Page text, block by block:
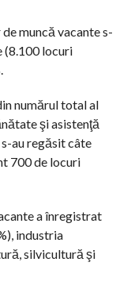
muncă vacante s-
(8.100 locuri
numărul total al
şi asistenţă
au regăsit câte
700 de locuri
a înregistrat
industria
silvicultură şi